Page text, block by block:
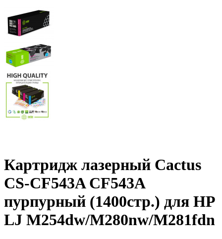
Картридж лазерный Cactus
CS-CF543A CF543A
пурпурный (1400стр.) для HP
LJ M254dw/M280nw/M281fdn